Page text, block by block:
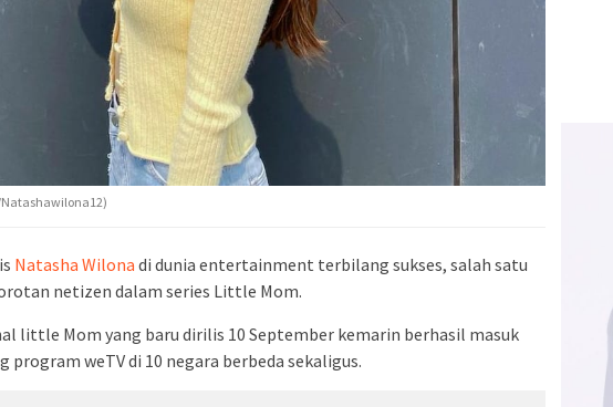
Natasha Wilona di dunia entertainment terbilang sukses, salah satu
netizen dalam series Little Mom.
little Mom yang baru dirilis 10 September kemarin berhasil masuk
program weTV di 10 negara berbeda sekaligus.